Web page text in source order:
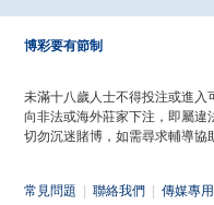
博彩要有節制
未滿十八歲人士不得投注或進入
向非法或海外莊家下注，即屬違
切勿沉迷賭博，如需尋求輔導協
常見問題 聯絡我們 傳媒專